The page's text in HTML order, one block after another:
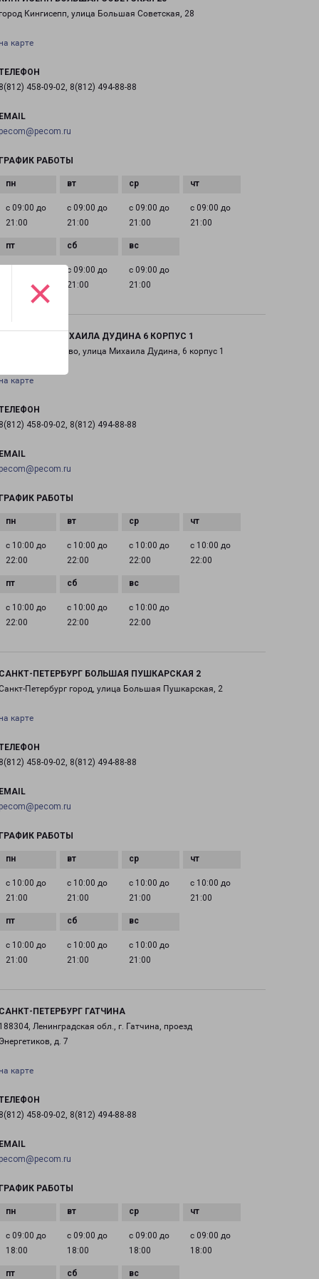
×
город Кингисепп, улица Большая Советская, 28
на карте
8(812) 458-09-02, 8(812) 494-88-88
EMAIL
pecom@pecom.ru
ГРАФИК РАБОТЫ
с 09:00 до
21:00
с 09:00 до
21:00
с 09:00 до
21:00
с 09:00 до
21:00
с 09:00 до
21:00
с 09:00 до
21:00
ПАРГОЛОВО МИХАИЛА ДУДИНА 6 КОРПУС 1
поселок Парголово, улица Михаила Дудина, 6 корпус 1
на карте
8(812) 458-09-02, 8(812) 494-88-88
EMAIL
pecom@pecom.ru
ГРАФИК РАБОТЫ
с 10:00 до
22:00
с 10:00 до
22:00
с 10:00 до
22:00
с 10:00 до
22:00
с 10:00 до
22:00
с 10:00 до
22:00
с 10:00 до
22:00
САНКТ-ПЕТЕРБУРГ БОЛЬШАЯ ПУШКАРСКАЯ 2
Петербург город, улица Большая Пушкарская, 2
на карте
8(812) 458-09-02, 8(812) 494-88-88
EMAIL
pecom@pecom.ru
ГРАФИК РАБОТЫ
с 10:00 до
21:00
с 10:00 до
21:00
с 10:00 до
21:00
с 10:00 до
21:00
с 10:00 до
21:00
с 10:00 до
21:00
с 10:00 до
21:00
САНКТ-ПЕТЕРБУРГ ГАТЧИНА
188304, Ленинградская обл., г. Гатчина, проезд
Энергетиков, д. 7
на карте
8(812) 458-09-02, 8(812) 494-88-88
EMAIL
pecom@pecom.ru
ГРАФИК РАБОТЫ
с 09:00 до
18:00
с 09:00 до
18:00
с 09:00 до
18:00
с 09:00 до
18:00